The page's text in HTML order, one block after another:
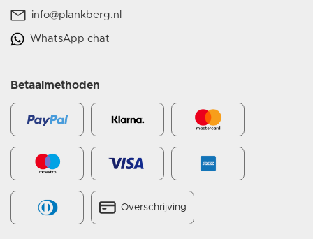
info@plankberg.nl
WhatsApp chat
Betaalmethoden
Overschrijving